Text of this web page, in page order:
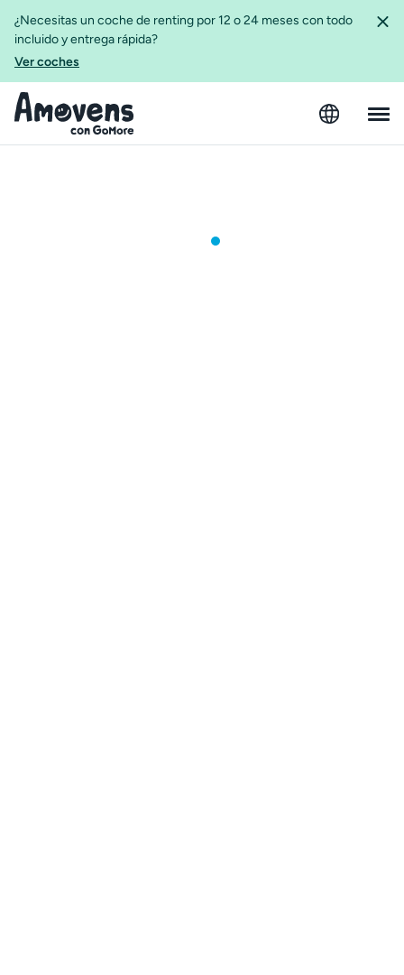
¿Necesitas un coche de renting por 12 o 24 meses con todo
incluido y entrega rápida?
Ver coches